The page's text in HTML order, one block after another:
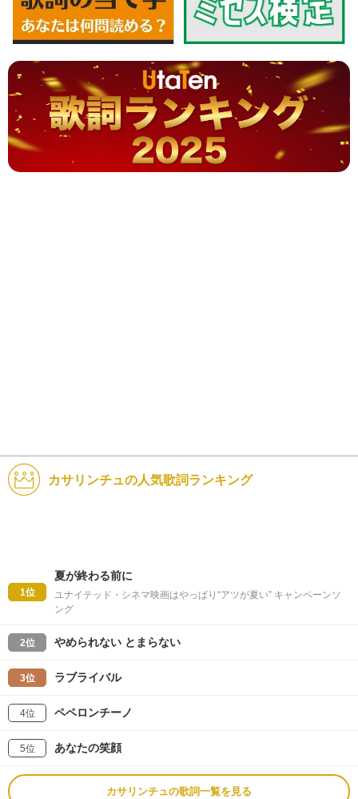
カサリンチュの人気歌詞ランキング
1位
夏が終わる前に
ユナイテッド・シネマ映画はやっぱり“アツが夏い” キャンペーンソ
ング
2位 やめられない とまらない
3位 ラブライバル
4位 ペペロンチーノ
5位 あなたの笑顔
カサリンチュの歌詞一覧を見る